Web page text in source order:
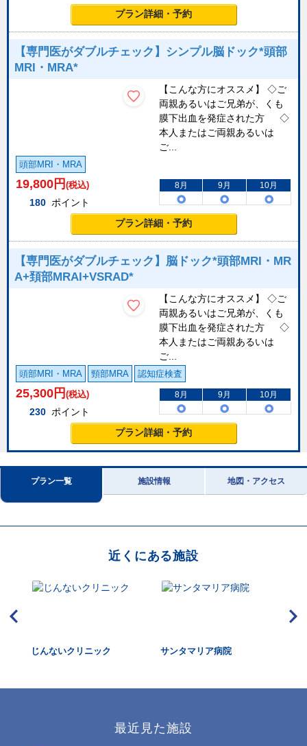
プラン詳細・予約
【専門医がダブルチェック】シンプル脳ドック*頭部
MRI・MRA*
【こんな方にオススメ】 ◇ご
両親あるいはご兄弟が、くも
膜下出血を発症された方 ◇
本人またはご両親あるいは
ご...
頭部MRI・MRA
19,800 円 (税込)
180 ポイント
8月 9月 10月
プラン詳細・予約
【専門医がダブルチェック】脳ドック*頭部MRI・MR
A+頚部MRAI+VSRAD*
【こんな方にオススメ】 ◇ご
両親あるいはご兄弟が、くも
膜下出血を発症された方 ◇
本人またはご両親あるいは
ご...
頭部MRI・MRA 頸部MRA 認知症検査
25,300 円 (税込)
230 ポイント
8月 9月 10月
プラン詳細・予約
プラン一覧 施設情報 地図・アクセス
近くにある施設
じんないクリニック サンタマリア病院
最近見た施設